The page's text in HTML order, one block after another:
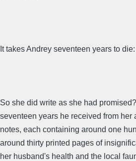
It takes Andrey seventeen years to die:
So she did write as she had
seventeen years he received from her
notes, each containing around one
around thirty printed pages of
her husband's health and the local